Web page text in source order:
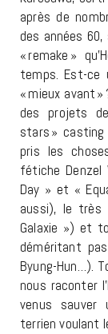
après de
des années
« remake »
temps. Est-ce
« mieux avant
des projets
stars »
pris les
fétiche
Day » et «
aussi), le très
Galaxie ») et
déméritant
Byung-Hun…).
nous raconter
venus sauver
terrien voulant